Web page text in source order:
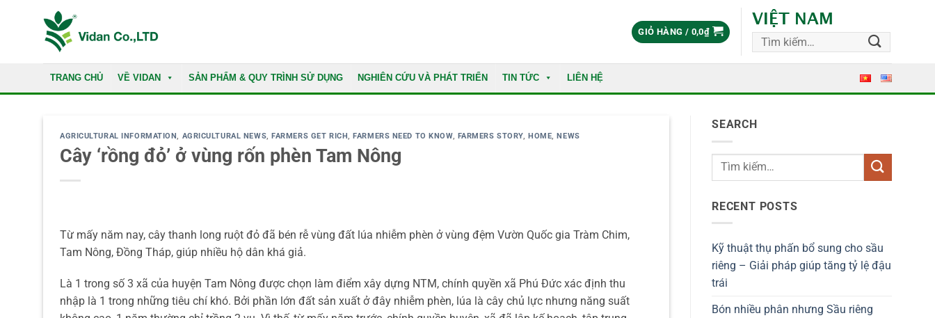
GIỎ HÀNG / 0,0₫
VIỆT NAM
Tìm
kiếm:
TRANG CHỦ VỀ VIDAN SẢN PHẨM & QUY TRÌNH SỬ DỤNG NGHIÊN CỨU VÀ PHÁT TRIỂN TIN TỨC LIÊN HỆ
AGRICULTURAL INFORMATION, AGRICULTURAL NEWS,FARMERS GET RICH,FARMERS NEED TO KNOW, FARMERS STORY,HOME,NEWS
Cây ‘rồng đỏ’ ở vùng rốn phèn Tam Nông
Từ mấy năm nay, cây thanh long ruột đỏ đã bén rễ vùng đất lúa nhiễm phèn ở vùng đệm Vườn Quốc gia Tràm Chim,
Tam Nông, Đồng Tháp, giúp nhiều hộ dân khá giả.
Là 1 trong số 3 xã của huyện Tam Nông được chọn làm điểm xây dựng NTM, chính quyền xã Phú Đức xác định thu
nhập là 1 trong những tiêu chí khó. Bởi phần lớn đất sản xuất ở đây nhiễm phèn, lúa là cây chủ lực nhưng năng suất
SEARCH
RECENT POSTS
Kỹ thuật thụ phấn bổ sung cho sầu
riêng – Giải pháp giúp tăng tỷ lệ đậu
trái
Bón nhiều phân nhưng Sầu riêng